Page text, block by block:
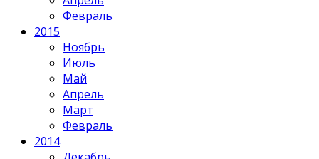
Февраль
2015
Ноябрь
Июль
Май
Апрель
Март
Февраль
2014